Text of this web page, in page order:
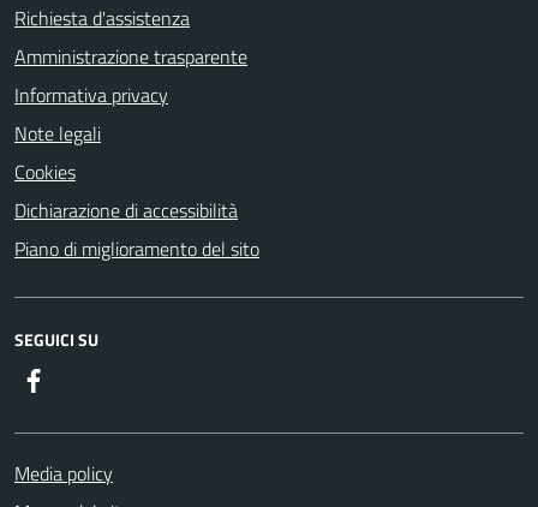
Richiesta d'assistenza
Amministrazione trasparente
Informativa privacy
Note legali
Cookies
Dichiarazione di accessibilità
Piano di miglioramento del sito
SEGUICI SU
Media policy